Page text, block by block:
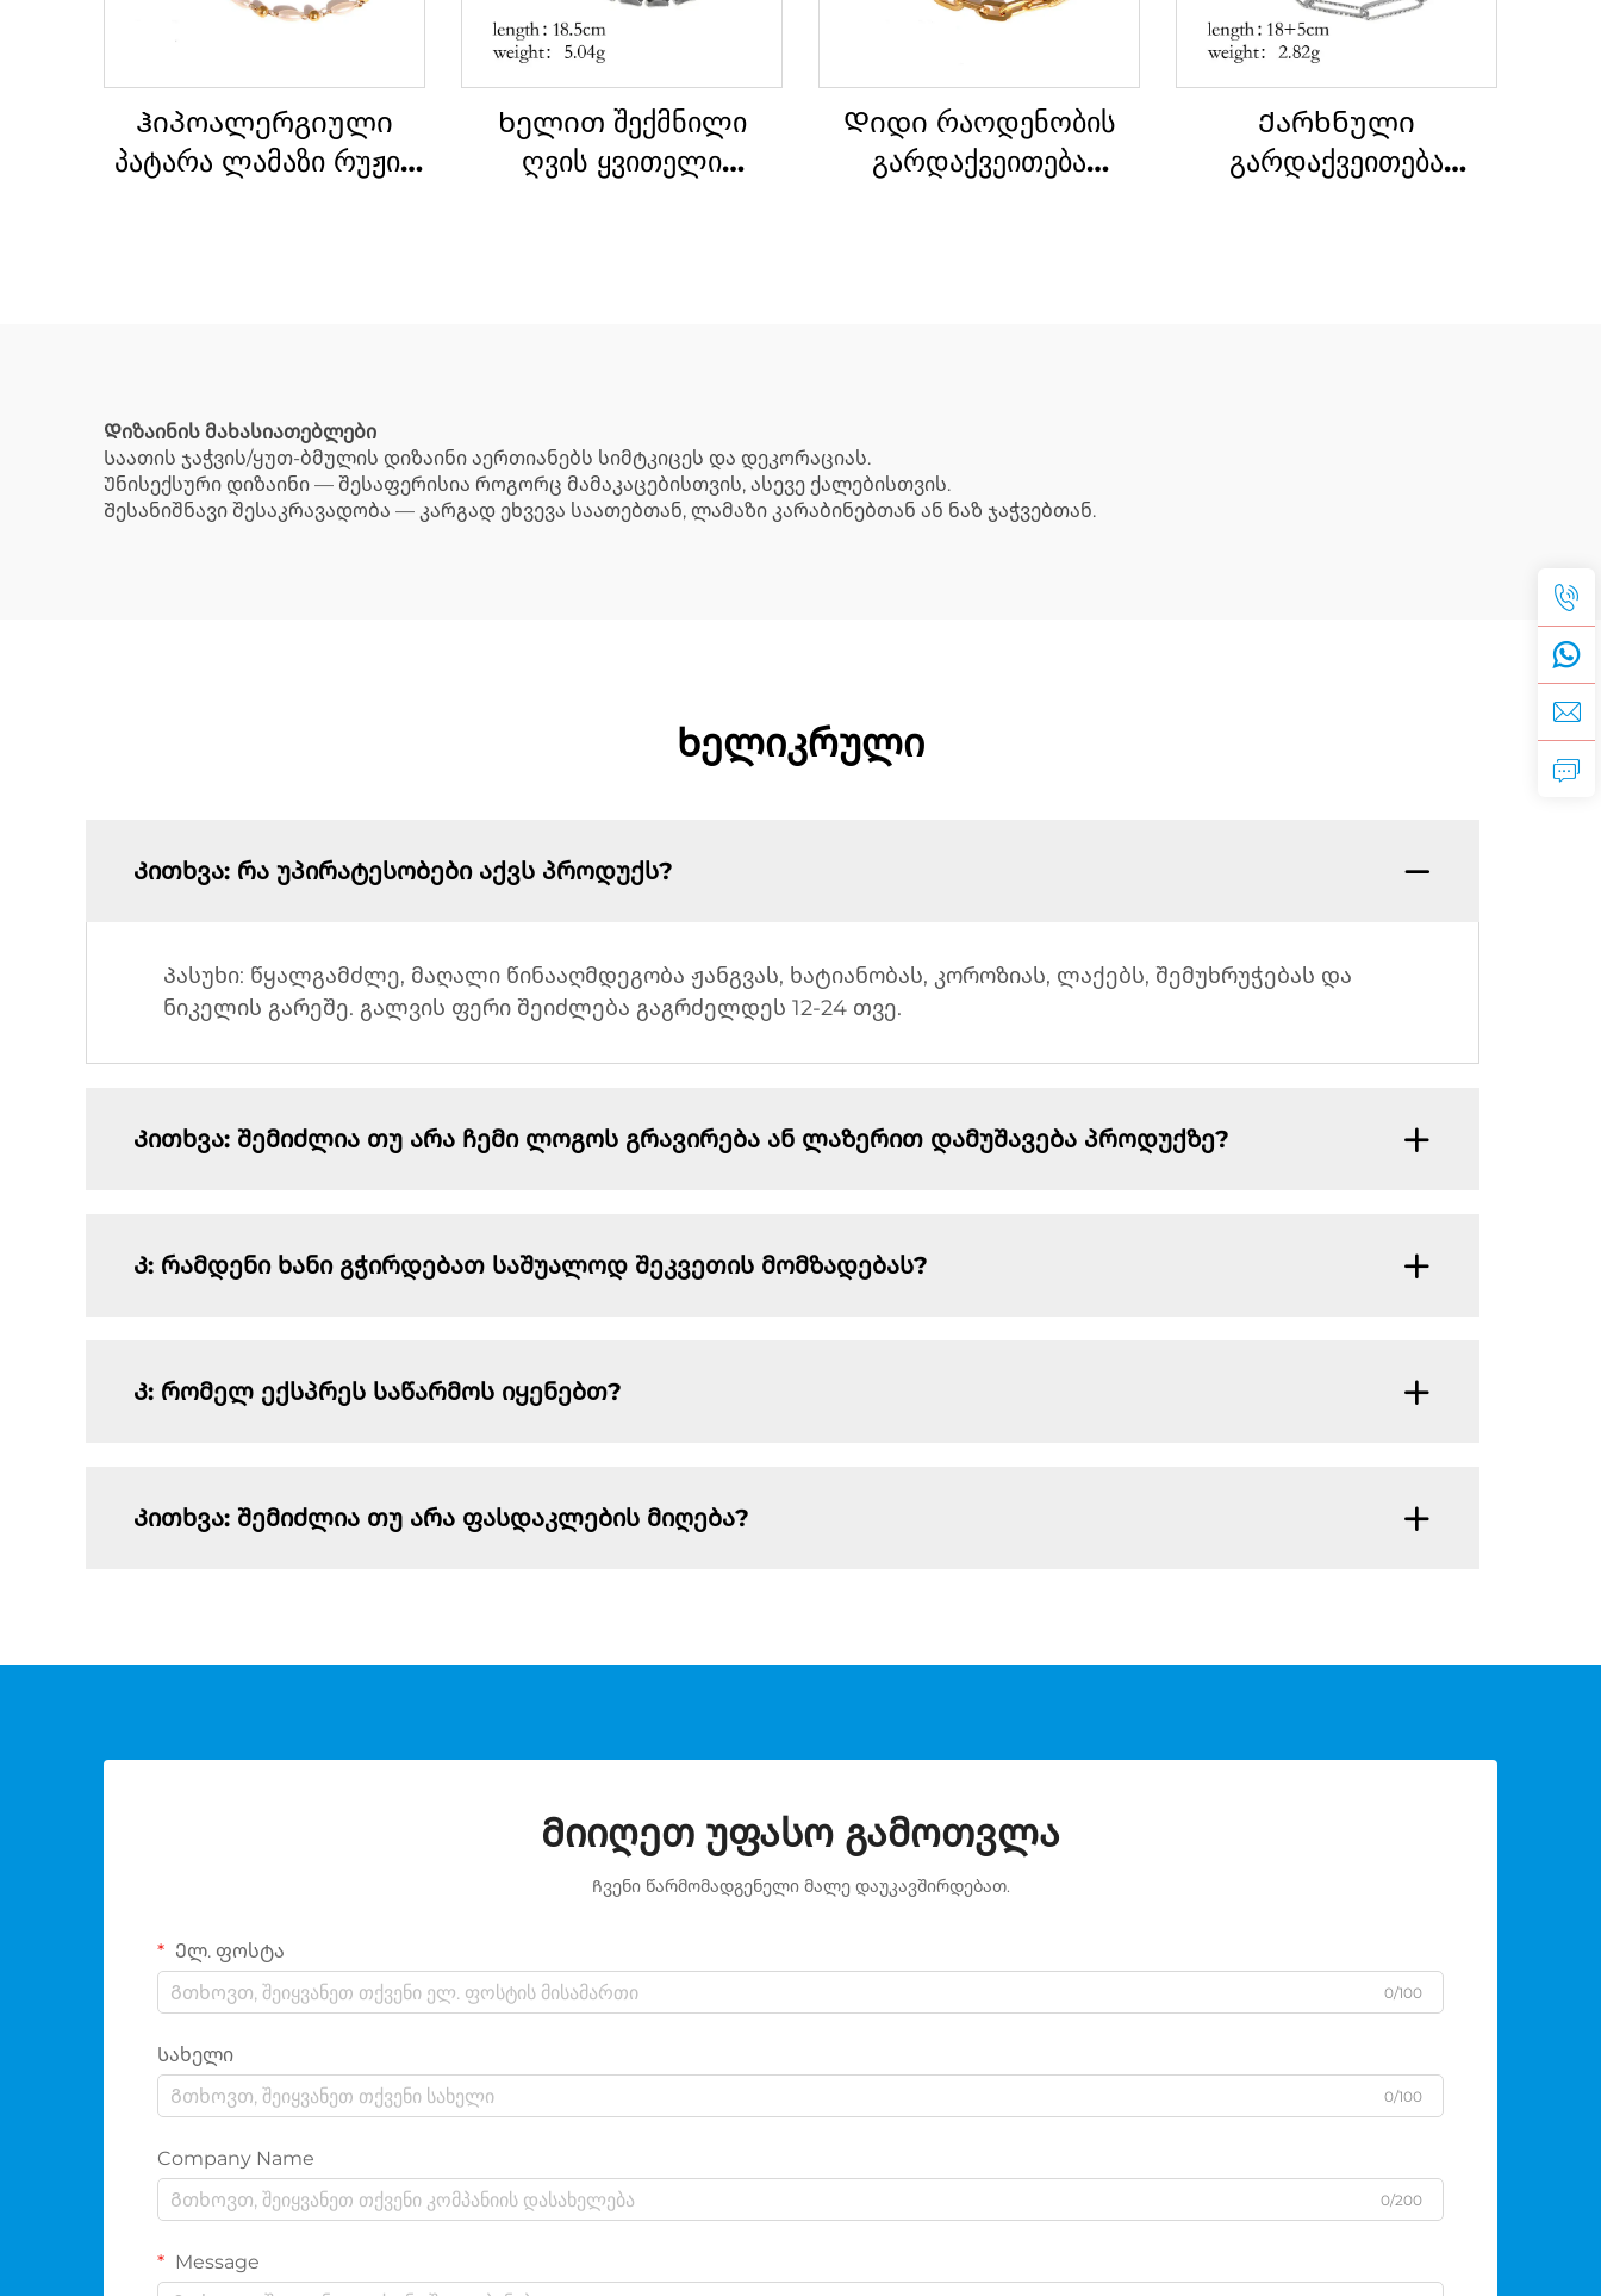
Ჰიპოალერგიული
პატარა ლამაზი რუჟის
Ხელით შექმნილი
ღვის ყვითელი
Დიდი რაოდენობის
გარდაქვეითება
Ქარხნული
გარდაქვეითება
Დიზაინის მახასიათებლები
Საათის ჯაჭვის/ყუთ-ბმულის დიზაინი აერთიანებს სიმტკიცეს და დეკორაციას.
Უნისექსური დიზაინი — შესაფერისია როგორც მამაკაცებისთვის, ასევე ქალებისთვის.
Შესანიშნავი შესაკრავადობა — კარგად ეხვევა საათებთან, ლამაზი კარაბინებთან ან ნაზ ჯაჭვებთან.
Ხელიკრული
Კითხვა: რა უპირატესობები აქვს პროდუქს?
Პასუხი: წყალგამძლე, მაღალი წინააღმდეგობა ჟანგვას, ხატიანობას, კოროზიას, ლაქებს, შემუხრუჭებას და
ნიკელის გარეშე. გალვის ფერი შეიძლება გაგრძელდეს 12-24 თვე.
Კითხვა: შემიძლია თუ არა ჩემი ლოგოს გრავირება ან ლაზერით დამუშავება პროდუქზე?
Კ: რამდენი ხანი გჭირდებათ საშუალოდ შეკვეთის მომზადებას?
Კ: რომელ ექსპრეს საწარმოს იყენებთ?
Კითხვა: შემიძლია თუ არა ფასდაკლების მიღება?
Მიიღეთ უფასო გამოთვლა
Ჩვენი წარმომადგენელი მალე დაუკავშირდებათ.
Ელ. ფოსტა
0/100
Სახელი
0/100
Company Name
0/200
Message